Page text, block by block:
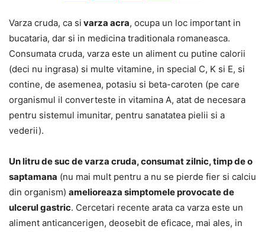
Varza cruda, ca si varza acra, ocupa un loc important in
bucataria, dar si in medicina traditionala romaneasca.
Consumata cruda, varza este un aliment cu putine calorii
(deci nu ingrasa) si multe vitamine, in special C, K si E, si
contine, de asemenea, potasiu si beta-caroten (pe care
organismul il converteste in vitamina A, atat de necesara
pentru sistemul imunitar, pentru sanatatea pielii si a
vederii).
Un litru de suc de varza cruda, consumat zilnic, timp de o
saptamana (nu mai mult pentru a nu se pierde fier si calciu
din organism) amelioreaza simptomele provocate de
ulcerul gastric. Cercetari recente arata ca varza este un
aliment anticancerigen, deosebit de eficace, mai ales, in